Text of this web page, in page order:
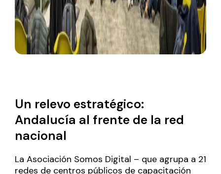
Un relevo estratégico:
Andalucía al frente de la red
nacional
La Asociación Somos Digital – que agrupa a 21
redes de centros públicos de capacitación